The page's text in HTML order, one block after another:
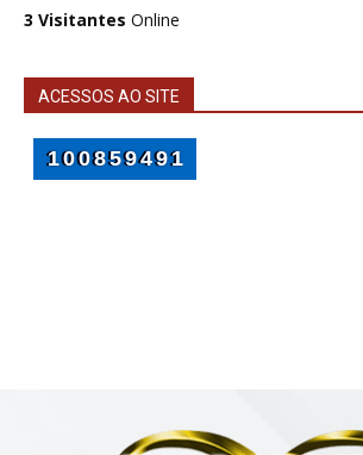
3 Visitantes Online
ACESSOS AO SITE